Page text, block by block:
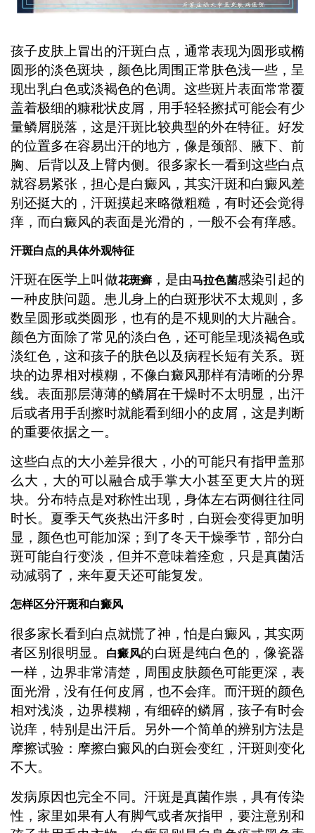
孩子皮肤上冒出的汗斑白点，通常表现为圆形或椭
圆形的淡色斑块，颜色比周围正常肤色浅一些，呈
现出乳白色或淡褐色的色调。这些斑片表面常常覆
盖着极细的糠秕状皮屑，用手轻轻擦拭可能会有少
量鳞屑脱落，这是汗斑比较典型的外在特征。好发
的位置多在容易出汗的地方，像是颈部、腋下、前
胸、后背以及上臂内侧。很多家长一看到这些白点
就容易紧张，担心是白癜风，其实汗斑和白癜风差
别还挺大的，汗斑摸起来略微粗糙，有时还会觉得
痒，而白癜风的表面是光滑的，一般不会有痒感。
汗斑白点的具体外观特征
汗斑在医学上叫做花斑癣 ，是由马拉色菌感染引起的
一种皮肤问题。患儿身上的白斑形状不太规则，多
数呈圆形或类圆形，也有的是不规则的大片融合。
颜色方面除了常见的淡白色，还可能呈现淡褐色或
淡红色，这和孩子的肤色以及病程长短有关系。斑
块的边界相对模糊，不像白癜风那样有清晰的分界
线。表面那层薄薄的鳞屑在干燥时不太明显，出汗
后或者用手刮擦时就能看到细小的皮屑，这是判断
的重要依据之一。
这些白点的大小差异很大，小的可能只有指甲盖那
么大，大的可以融合成手掌大小甚至更大片的斑
块。分布特点是对称性出现，身体左右两侧往往同
时长。夏季天气炎热出汗多时，白斑会变得更加明
显，颜色也可能加深；到了冬天干燥季节，部分白
斑可能自行变淡，但并不意味着痊愈，只是真菌活
动减弱了，来年夏天还可能复发。
怎样区分汗斑和白癜风
很多家长看到白点就慌了神，怕是白癜风，其实两
者区别很明显。
白癜风的白斑是纯白色的，像瓷器
一样，边界非常清楚，周围皮肤颜色可能更深，表
面光滑，没有任何皮屑，也不会痒。而汗斑的颜色
相对浅淡，边界模糊，有细碎的鳞屑，孩子有时会
说痒，特别是出汗后。另外一个简单的辨别方法是
摩擦试验：摩擦白癜风的白斑会变红，汗斑则变化
不大。
发病原因也完全不同。汗斑是真菌作祟，具有传染
性，家里如果有人有脚气或者灰指甲，要注意别和